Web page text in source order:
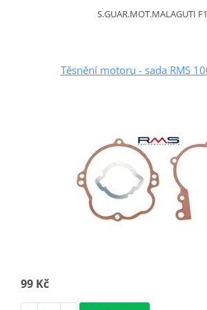
S.GUAR.MOT.MALAGUTI
Těsnění motoru - sada RMS
99 Kč